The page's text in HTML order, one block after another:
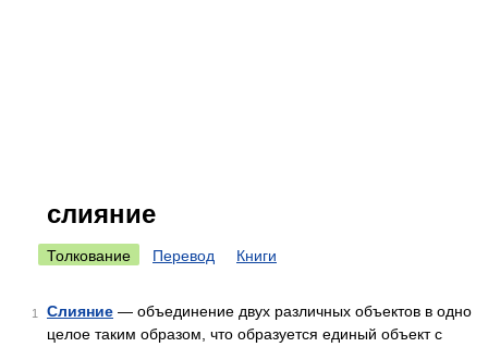
слияние
Толкование Перевод Книги
1 Слияние — объединение двух различных объектов в одно
целое таким образом, что образуется единый объект с